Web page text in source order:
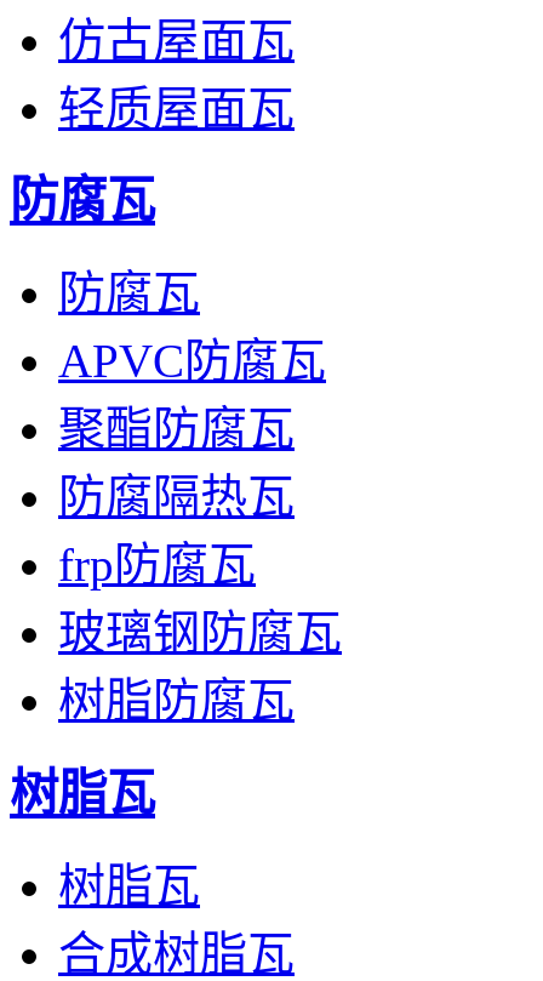
仿古屋面瓦
轻质屋面瓦
防腐瓦
防腐瓦
APVC防腐瓦
聚酯防腐瓦
防腐隔热瓦
frp防腐瓦
玻璃钢防腐瓦
树脂防腐瓦
树脂瓦
树脂瓦
合成树脂瓦